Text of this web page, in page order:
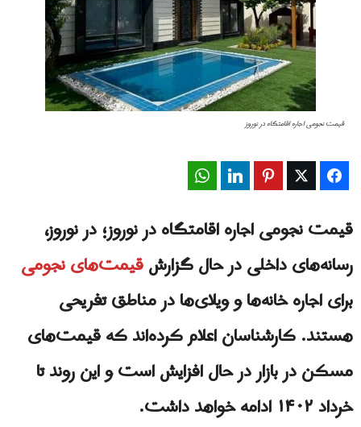
قیمت نجومی اجاره اقامتگاه در نوروز
Facebook
Twitter
Pinterest
LinkedIn
قیمت نجومی اجاره اقامتگاه در نوروز؛ در نوروز،
رسانه‌های داخلی در حال گزارشقیمت‌های نجومی
برای اجاره خانه‌ها و ویلای‌ها در مناطق تفریحی
هستند. کارشناسان اعلام کرده‌اند که قیمت‌های
مسکن در بازار در حال افزایش است و این روند تا
خرداد ۱۴۰۲ ادامه خواهد داشت.